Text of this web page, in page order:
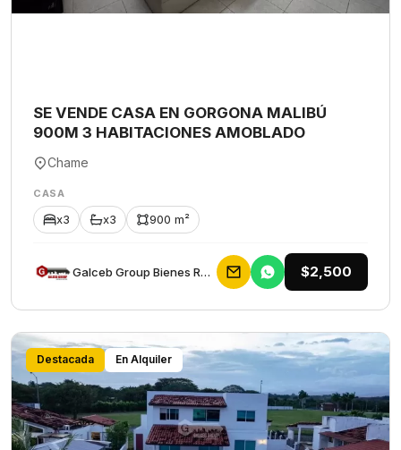
SE VENDE CASA EN GORGONA MALIBÚ
900M 3 HABITACIONES AMOBLADO
Chame
CASA
x3 x3 900 m²
Galceb Group Bienes Raices $2,500
Destacada En Alquiler